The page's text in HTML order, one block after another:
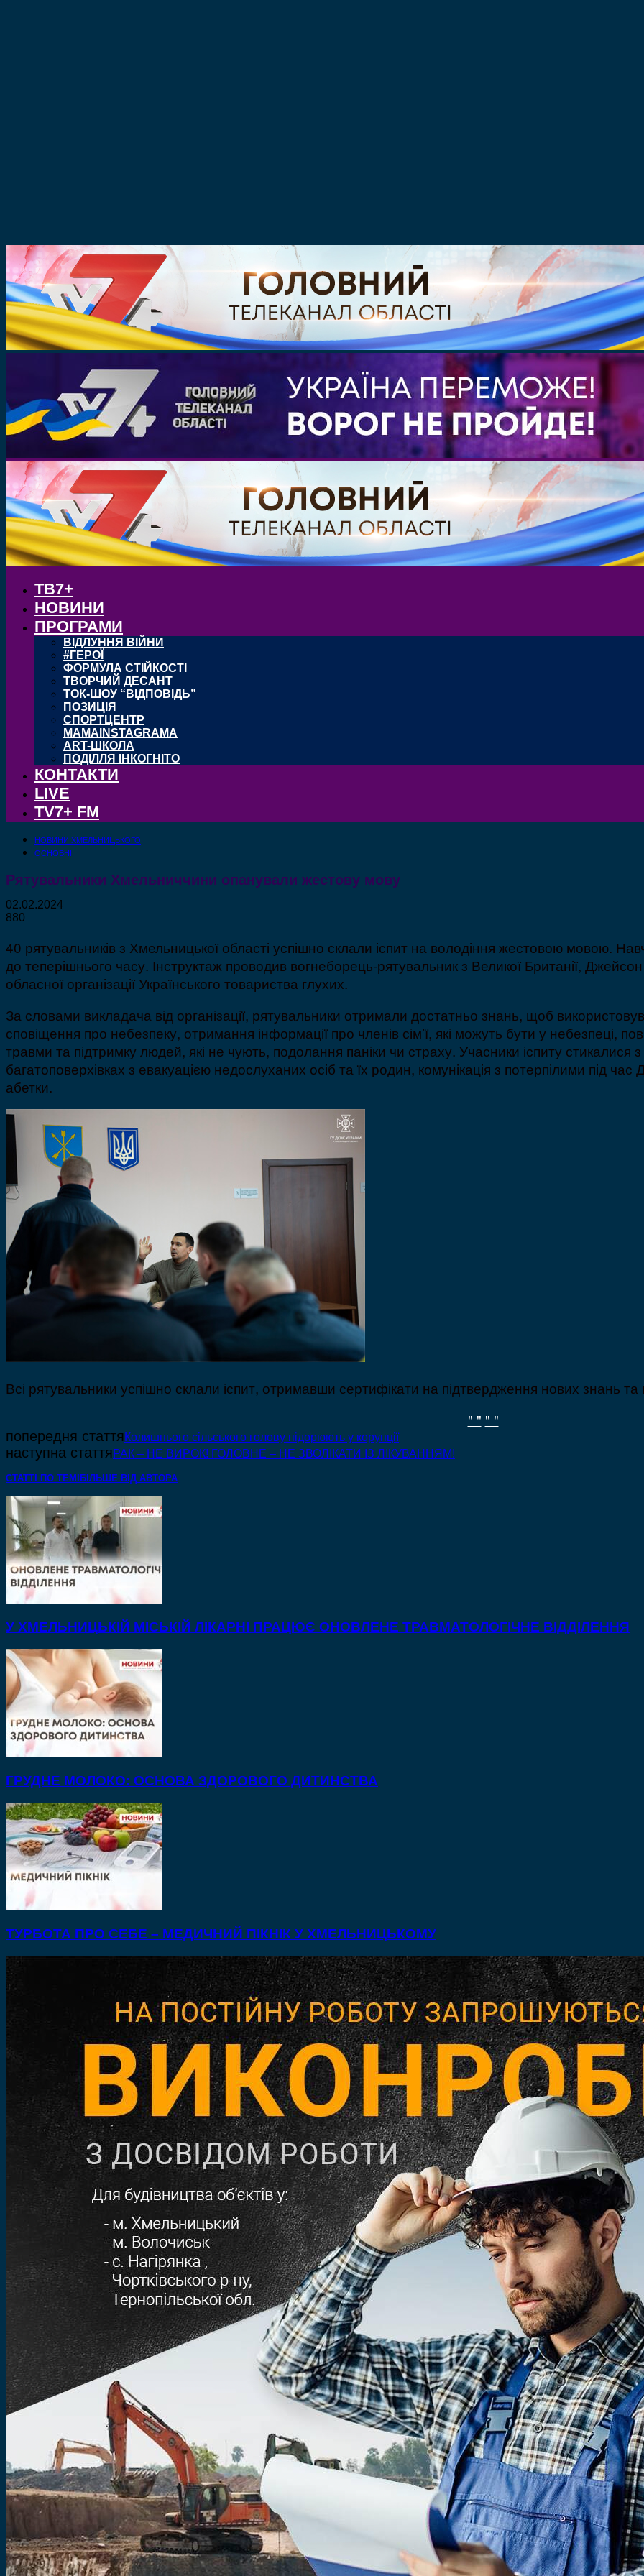
ТВ7+
НОВИНИ
ПРОГРАМИ
ВІДЛУННЯ ВІЙНИ
#ГЕРОЇ
ФОРМУЛА СТІЙКОСТІ
ТВОРЧИЙ ДЕСАНТ
ТОК-ШОУ “ВІДПОВІДЬ”
ПОЗИЦІЯ
СПОРТЦЕНТР
MAMAINSTAGRAMA
ART-ШКОЛА
ПОДІЛЛЯ ІНКОГНІТО
КОНТАКТИ
LIVE
TV7+ FM
НОВИНИ ХМЕЛЬНИЦЬКОГО
ОСНОВНІ
Рятувальники Хмельниччини опанували жестову мову
02.02.2024
880
40 рятувальників з Хмельницької області успішно склали іспит на володіння жестовою мовою.
до теперішнього часу. Інструктаж проводив вогнеборець-рятувальник з Великої Британії,
обласної організації Українського товариства глухих.
За словами викладача від організації, рятувальники отримали достатньо знань, щоб
сповіщення про небезпеку, отримання інформації про членів сім’ї, які можуть бути у небезпеці,
травми та підтримку людей, які не чують, подолання паніки чи страху. Учасники іспиту стикалися
багатоповерхівках з евакуацією недослуханих осіб та їх родин, комунікація з потерпілими під
абетки.
Всі рятувальники успішно склали іспит, отримавши сертифікати на підтвердження нових знань та
" " " "
попередня статтяКолишнього сільського голову підорюють у корупції
наступна статтяРАК – НЕ ВИРОК! ГОЛОВНЕ – НЕ ЗВОЛІКАТИ ІЗ ЛІКУВАННЯМ!
СТАТТІ ПО ТЕМІ БІЛЬШЕ ВІД АВТОРА
У ХМЕЛЬНИЦЬКІЙ МІСЬКІЙ ЛІКАРНІ ПРАЦЮЄ ОНОВЛЕНЕ ТРАВМАТОЛОГІЧНЕ ВІДДІЛЕННЯ
ГРУДНЕ МОЛОКО: ОСНОВА ЗДОРОВОГО ДИТИНСТВА
ТУРБОТА ПРО СЕБЕ – МЕДИЧНИЙ ПІКНІК У ХМЕЛЬНИЦЬКОМУ